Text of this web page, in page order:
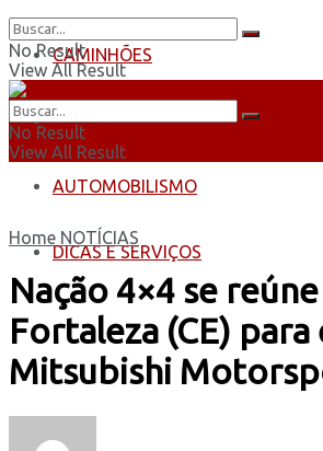
CAMINHÕES
ÔNIBUS
AUTOMOBILISMO
DICAS E SERVIÇOS
No Result
View All Result
No Result
View All Result
Home NOTÍCIAS
Nação 4×4 se
Fortaleza (CE)
Mitsubishi